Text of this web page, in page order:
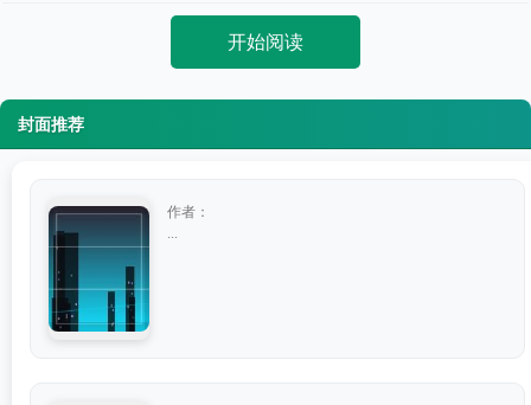
开始阅读
封面推荐
作者：